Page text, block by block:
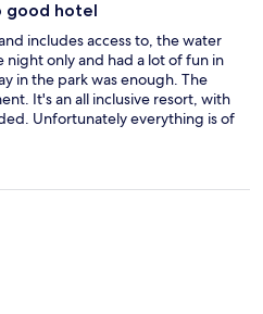
good hotel
includes access to, the water
night only and had a lot of fun in
in the park was enough. The
It's an all inclusive resort, with
Unfortunately everything is of
vegetables, dry meat,
was ok size since we
the hotel messed up which
got keys to the same room.
I would recommend finding
park during day, and find a nice